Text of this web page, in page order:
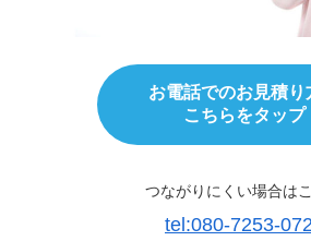
お電話でのお見積り
こちらをタップ
つながりにくい場合は
tel:080-7253-